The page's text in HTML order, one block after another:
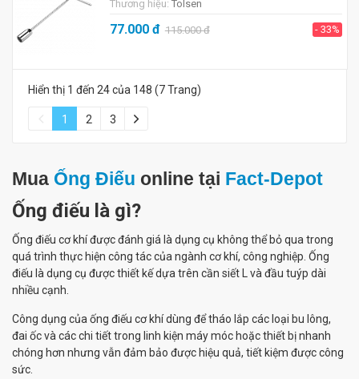
Thương hiệu: Tolsen
77.000đ 115.000đ - 33%
Hiển thị 1 đến 24 của 148 (7 Trang)
1 2 3
Mua Ống Điếu online tại Fact-Depot
Ống điếu là gì?
Ống điếu cơ khí được đánh giá là dụng cụ không thể bỏ qua trong
quá trình thực hiện công tác của ngành cơ khí, công nghiệp. Ống
điếu là dụng cụ được thiết kế dựa trên cần siết L và đầu tuýp dài
nhiều cạnh.
Công dụng của ống điếu cơ khí dùng để tháo lắp các loại bu lông,
đai ốc và các chi tiết trong linh kiện máy móc hoặc thiết bị nhanh
chóng hơn nhưng vẫn đảm bảo được hiệu quả, tiết kiệm được công
sức.